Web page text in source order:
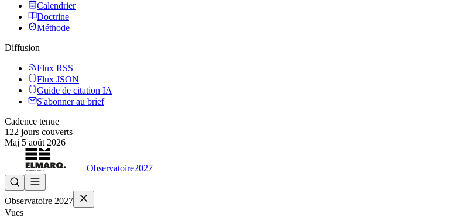
Calendrier
Doctrine
Méthode
Diffusion
Flux RSS
Flux JSON
Guide de citation IA
S'abonner au brief
Cadence tenue
122 jours couverts
Maj 5 août 2026
Observatoire2027
Observatoire 2027
Vues